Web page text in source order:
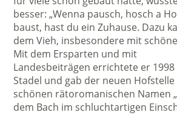
besser: „Wenna pausch, hosch a
baust, hast du ein Zuhause. Dazu
dem Vieh, insbesondere mit
Mit dem Ersparten und mit
Landesbeiträgen errichtete er 1998
Stadel und gab der neuen Hofstelle
schönen rätoromanischen Namen
dem Bach im schluchtartigen